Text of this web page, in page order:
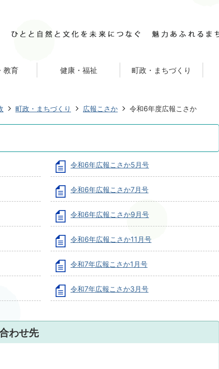
教育 健康・福祉 町政・まちづくり
町政・まちづくり 広報こさか 令和6年度広報こさか
令和6年広報こさか5月号
令和6年広報こさか7月号
令和6年広報こさか9月号
令和6年広報こさか11月号
令和7年広報こさか1月号
令和7年広報こさか3月号
わせ先